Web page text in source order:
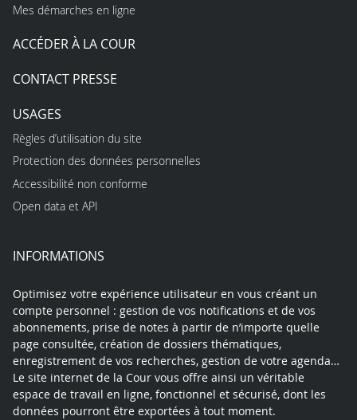
Mes démarches en ligne
ACCÉDER À LA COUR
CONTACT PRESSE
USAGES
Règles d’utilisation du site
Protection des données personnelles
Accessibilité non conforme
Open data et API
INFORMATIONS
Optimisez votre expérience utilisateur en vous créant un
compte personnel : gestion de vos notifications et de vos
abonnements, prise de notes à partir de n’importe quelle
page consultée, création de dossiers thématiques,
enregistrement de vos recherches, gestion de votre agenda…
Le site internet de la Cour vous offre ainsi un véritable
espace de travail en ligne, fonctionnel et sécurisé, dont les
données pourront être exportées à tout moment.